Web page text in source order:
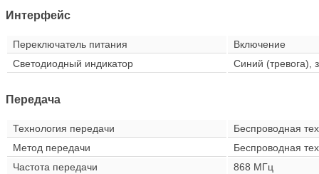
Интерфейс
Переключатель питания
Включение
Светодиодный индикатор
Синий (тревога),
Передача
Технология передачи
Беспроводная
Метод передачи
Беспроводная
Частота передачи
868 МГц